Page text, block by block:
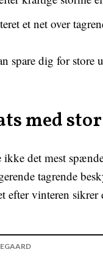
et net over
spare dig for
med
det mest
tagrende
efter vinteren